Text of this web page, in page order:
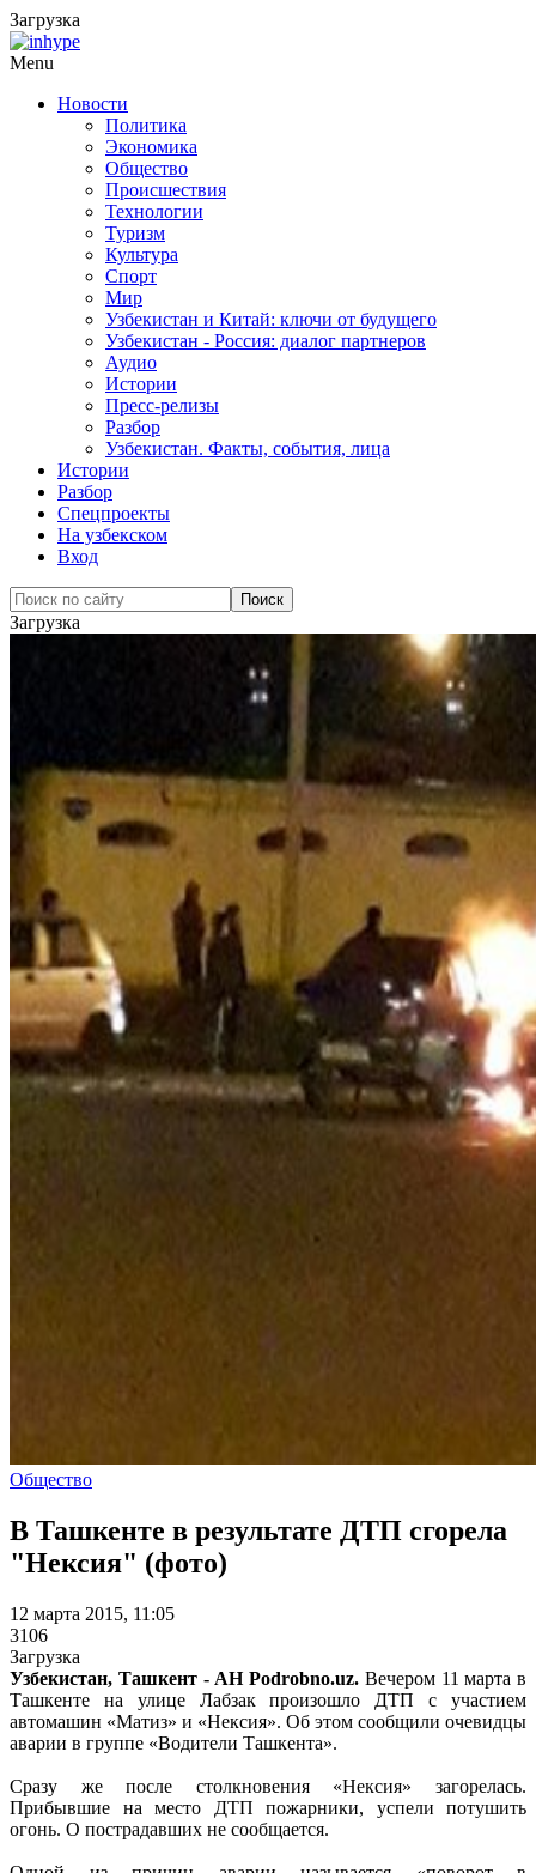
Загрузка
Menu
Новости
Политика
Экономика
Общество
Происшествия
Технологии
Туризм
Культура
Спорт
Мир
Узбекистан и Китай: ключи от будущего
Узбекистан - Россия: диалог партнеров
Аудио
Истории
Пресс-релизы
Разбор
Узбекистан. Факты, события, лица
Истории
Разбор
Спецпроекты
На узбекском
Вход
Загрузка
Общество
В Ташкенте в результате ДТП сгорела
"Нексия" (фото)
12 марта 2015, 11:05
3106
Загрузка
Узбекистан, Ташкент - АН Podrobno.uz. Вечером 11 марта в
Ташкенте на улице Лабзак произошло ДТП с участием
автомашин «Матиз» и «Нексия». Об этом сообщили очевидцы
аварии в группе «Водители Ташкента».
Сразу же после столкновения «Нексия» загорелась.
Прибывшие на место ДТП пожарники, успели потушить
огонь. О пострадавших не сообщается.